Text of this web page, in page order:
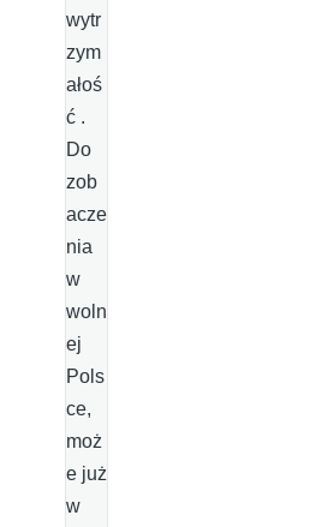
wytr
zym
ałoś
ć .
Do
zob
acze
nia
w
woln
ej
Pols
ce,
moż
e już
w